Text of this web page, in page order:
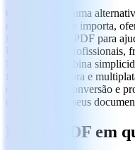
O MobiPDF é uma
que foca no que importa,
ferramentas de PDF para
Utilizado por profissionais,
MobiPDF combina
ferramenta segura e
digitalização, conversão e
certeza de que seus
Pacote PDF em